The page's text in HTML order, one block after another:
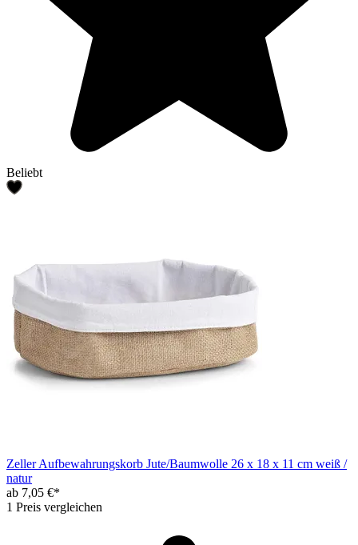
Beliebt
Zeller Aufbewahrungskorb Jute/Baumwolle 26 x 18 x 11 cm weiß /
natur
ab 7,05 €*
1 Preis vergleichen